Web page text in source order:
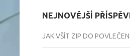
NEJNOVĚJŠÍ
JAK VŠÍT ZIP DO POVLEČENÍ